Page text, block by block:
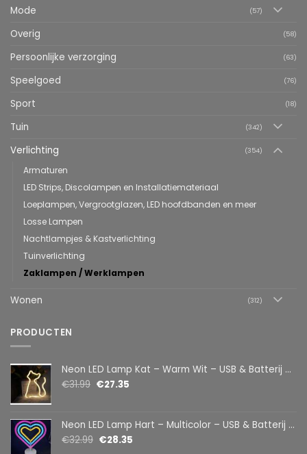
Mode (57)
Overig (58)
Persoonlijke verzorging (63)
Speelgoed (76)
Sport (18)
Tuin (342)
Verlichting (354)
Armaturen
LED Strips, Discolampen en Installatiemateriaal
Loeplampen, Vergrootglazen, LED hoofdbanden en meer
Losse Lampen
Nachtlampjes & Kastverlichting
Tuinverlichting
Zaklampen / Werklampen
Wonen (312)
PRODUCTEN
Neon LED Lamp Kat – Warm Wit – USB & Batterij – Decoratieve Tafellamp voor Kinderkamer – 28,5 x 24,5 cm
€31.99 €27.35
Neon LED Lamp Hart – Multicolor – USB & Batterij – Hartvormige Sfeerlamp – Kinderkamer & Slaapkamer – 25,2 x 23 cm
€32.99 €28.35